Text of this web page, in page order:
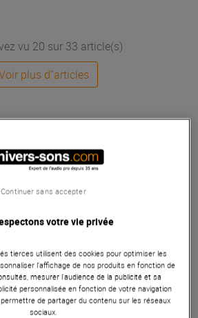
vu 20 sur 33 article(s)
plus d''articles
votre vie privée
tierces utilisent des cookies pour optimiser les
l’affichage de nos produits en fonction de
mesurer l'audience de la publicité et sa
personnalisée en fonction de votre navigation
de partager du contenu sur les réseaux
sociaux.
Continuer sans accepter